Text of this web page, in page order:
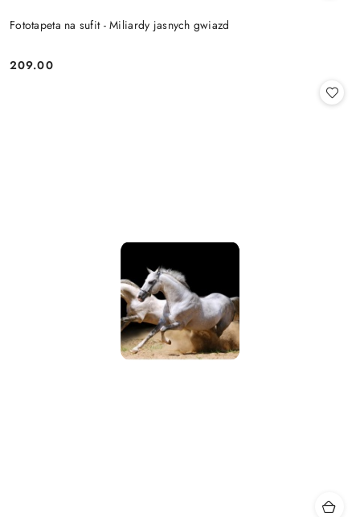
Fototapeta na sufit - Miliardy jasnych gwiazd
Cena:
209.00